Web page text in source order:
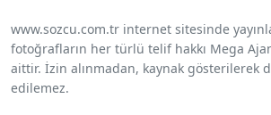
www.sozcu.com.tr internet sitesinde
fotoğrafların her türlü telif hakkı Mega
aittir. İzin alınmadan, kaynak gösterilerek
edilemez.